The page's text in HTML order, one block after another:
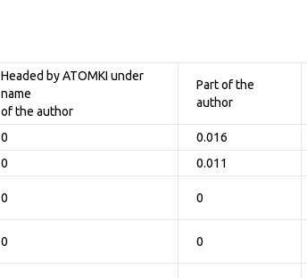
Headed by ATOMKI under
name
of the author
Part of the
author
0 0.016
0 0.011
0 0
0 0